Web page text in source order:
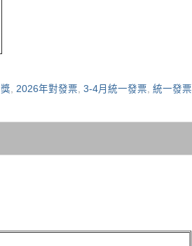
, 2026年對發票, 3-4月統一發票, 統一發票